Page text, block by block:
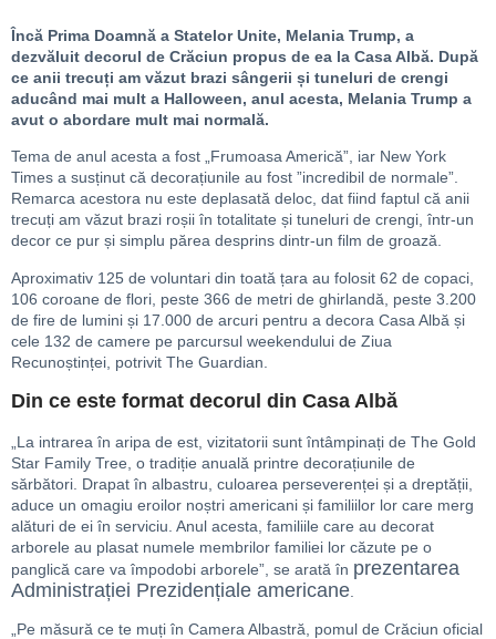
Încă Prima Doamnă a Statelor Unite, Melania Trump, a
dezvăluit decorul de Crăciun propus de ea la Casa Albă. După
ce anii trecuți am văzut brazi sângerii și tuneluri de crengi
aducând mai mult a Halloween, anul acesta, Melania Trump a
avut o abordare mult mai normală.
Tema de anul acesta a fost „Frumoasa Americă”, iar New York
Times a susținut că decorațiunile au fost ”incredibil de normale”.
Remarca acestora nu este deplasată deloc, dat fiind faptul că anii
trecuți am văzut brazi roșii în totalitate și tuneluri de crengi, într-un
decor ce pur și simplu părea desprins dintr-un film de groază.
Aproximativ 125 de voluntari din toată țara au folosit 62 de copaci,
106 coroane de flori, peste 366 de metri de ghirlandă, peste 3.200
de fire de lumini și 17.000 de arcuri pentru a decora Casa Albă și
cele 132 de camere pe parcursul weekendului de Ziua
Recunoștinței, potrivit The Guardian.
Din ce este format decorul din Casa Albă
„La intrarea în aripa de est, vizitatorii sunt întâmpinați de The Gold
Star Family Tree, o tradiție anuală printre decorațiunile de
sărbători. Drapat în albastru, culoarea perseverenței și a dreptății,
aduce un omagiu eroilor noștri americani și familiilor lor care merg
alături de ei în serviciu. Anul acesta, familiile care au decorat
arborele au plasat numele membrilor familiei lor căzute pe o
panglică care va împodobi arborele”, se arată în prezentarea
Administrației Prezidențiale americane
„Pe măsură ce te muți în Camera Albastră, pomul de Crăciun oficial